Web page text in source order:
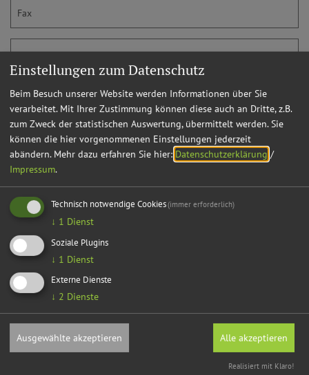
Fax
E-Mail
Land
Nachricht
Ich habe die Datenschutzhinweise gelesen
damit einverstanden.*
Absenden
Einstellungen zum Datenschutz
Beim Besuch unserer Website werden Informationen über Sie
verarbeitet. Mit Ihrer Zustimmung können diese auch an Dritte, z.B.
zum Zweck der statistischen Auswertung, übermittelt werden. Sie
können die hier vorgenommenen Einstellungen jederzeit
abändern. Mehr dazu erfahren Sie hier: Datenschutzerklärung /
Impressum.
Technisch notwendige Cookies(immer erforderlich)
↓ 1 Dienst
Soziale Plugins
↓ 1 Dienst
Externe Dienste
↓ 2 Dienste
Ausgewählte akzeptieren Alle akzeptieren
Realisiert mit Klaro!